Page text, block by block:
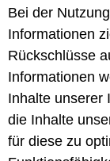
Bei der
Informationen
Rückschlüsse
Informationen
Inhalte unserer
die Inhalte
für diese zu